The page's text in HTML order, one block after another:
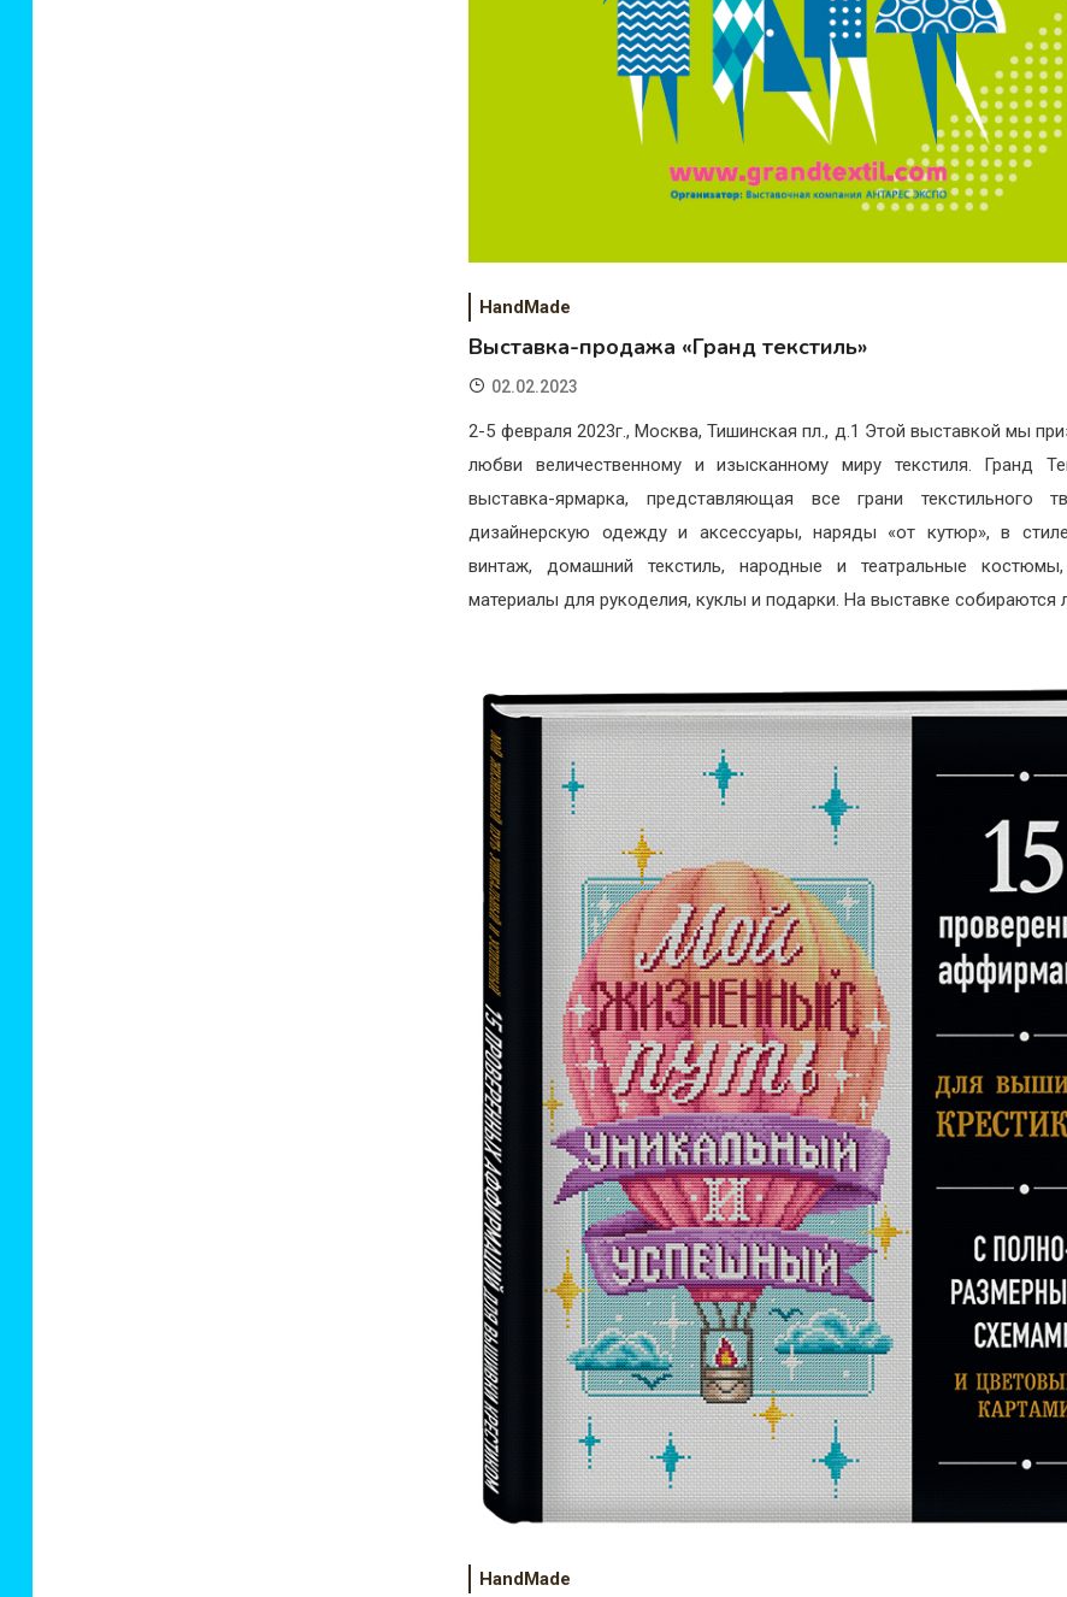
HandMade
Выставка-продажа «Гранд текстиль»
02.02.2023
2-5 февраля 2023г., Москва, Тишинская пл., д.1 Этой выставкой мы
любви величественному и изысканному миру текстиля. Гранд
выставка-ярмарка, представляющая все грани текстильного
дизайнерскую одежду и аксессуары, наряды «от кутюр», в
винтаж, домашний текстиль, народные и театральные
материалы для рукоделия, куклы и подарки. На выставке собираются
HandMade